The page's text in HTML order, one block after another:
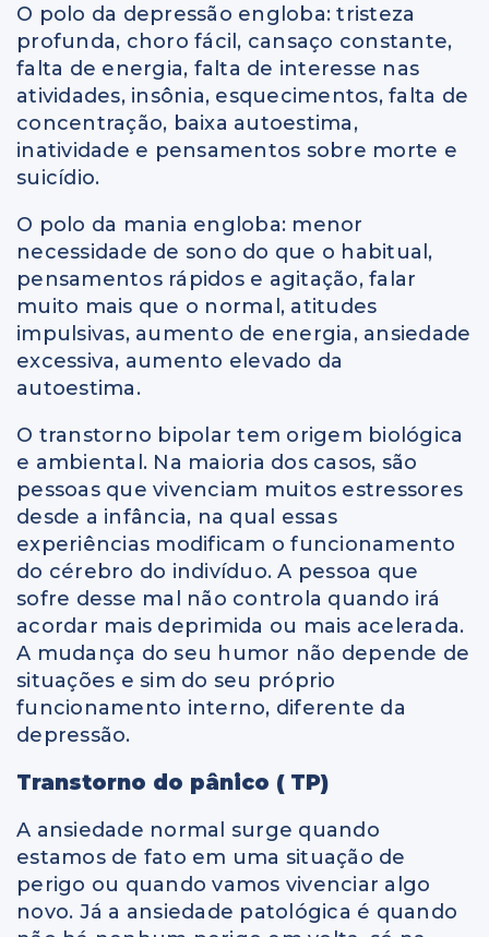
O polo da depressão engloba: tristeza
profunda, choro fácil, cansaço constante,
falta de energia, falta de interesse nas
atividades, insônia, esquecimentos, falta de
concentração, baixa autoestima,
inatividade e pensamentos sobre morte e
suicídio.
O polo da mania engloba: menor
necessidade de sono do que o habitual,
pensamentos rápidos e agitação, falar
muito mais que o normal, atitudes
impulsivas, aumento de energia, ansiedade
excessiva, aumento elevado da
autoestima.
O transtorno bipolar tem origem biológica
e ambiental. Na maioria dos casos, são
pessoas que vivenciam muitos estressores
desde a infância, na qual essas
experiências modificam o funcionamento
do cérebro do indivíduo. A pessoa que
sofre desse mal não controla quando irá
acordar mais deprimida ou mais acelerada.
A mudança do seu humor não depende de
situações e sim do seu próprio
funcionamento interno, diferente da
depressão.
Transtorno do pânico ( TP)
A ansiedade normal surge quando
estamos de fato em uma situação de
perigo ou quando vamos vivenciar algo
novo. Já a ansiedade patológica é quando